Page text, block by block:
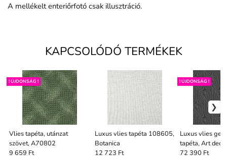
A mellékelt enteriőrfotó csak illusztráció.
KAPCSOLÓDÓ TERMÉKEK
Vlies tapéta, utánzat
szövet, A70802
! ÚJDONSÁG !
9 659 Ft
Luxus vlies tapéta 108605,
Botanica
12 723 Ft
Luxus vlies
tapéta, Art
Casa 8,
! ÚJDONSÁG !
72 390 Ft